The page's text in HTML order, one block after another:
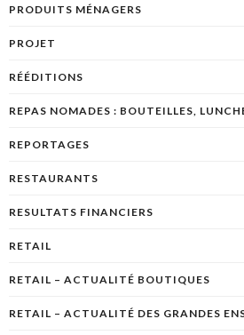
PRODUITS MÉNAGERS
PROJET
RÉÉDITIONS
REPAS NOMADES : BOUTEILLES,
REPORTAGES
RESTAURANTS
RESULTATS FINANCIERS
RETAIL
RETAIL – ACTUALITÉ BOUTIQUES
RETAIL – ACTUALITÉ DES GRANDES